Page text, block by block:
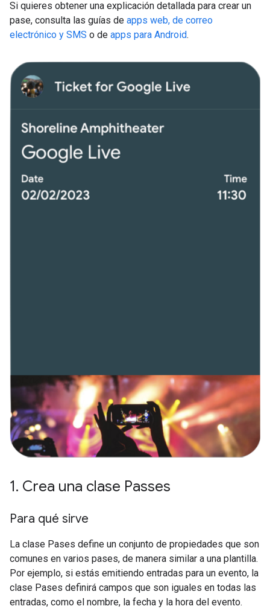
Si quieres obtener una explicación detallada para crear un
pase, consulta las guías de apps web, de correo
electrónico y SMS o de apps para Android.
1. Crea una clase Passes
Para qué sirve
La clase Pases define un conjunto de propiedades que son
comunes en varios pases, de manera similar a una plantilla.
Por ejemplo, si estás emitiendo entradas para un evento, la
clase Pases definirá campos que son iguales en todas las
entradas, como el nombre, la fecha y la hora del evento.